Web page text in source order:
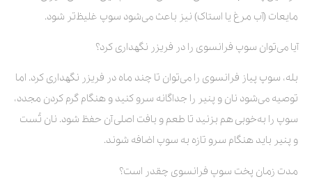
مایعات (آب مرغ یا استاک) نیز باعث می‌شود سوپ غلیظ‌تر شود.
آیا می‌توان سوپ فرانسوی را در فریزر نگهداری کرد؟
بله، سوپ پیاز فرانسوی را می‌توان تا چند ماه در فریزر نگهداری کرد. اما
توصیه می‌شود نان و پنیر را جداگانه سرو کنید و هنگام گرم کردن مجدد،
سوپ را به‌خوبی هم بزنید تا طعم و بافت اصلی آن حفظ شود. نان تُست
و پنیر باید هنگام سرو تازه به سوپ اضافه شوند.
مدت زمان پخت سوپ فرانسوی چقدر است؟